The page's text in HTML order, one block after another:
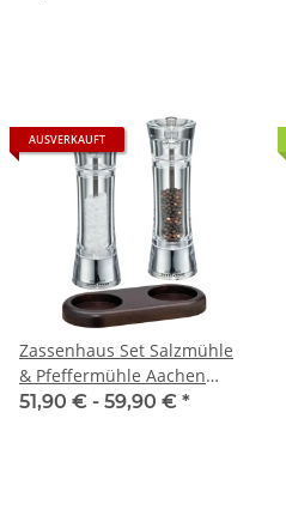
AUSVERKAUFT
Zassenhaus Set Salzmühle
& Pfeffermühle Aachen
Acryl & Untersetzer aus Holz
51,90 € - 59,90 € *